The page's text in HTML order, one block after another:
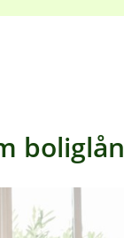
boliglån